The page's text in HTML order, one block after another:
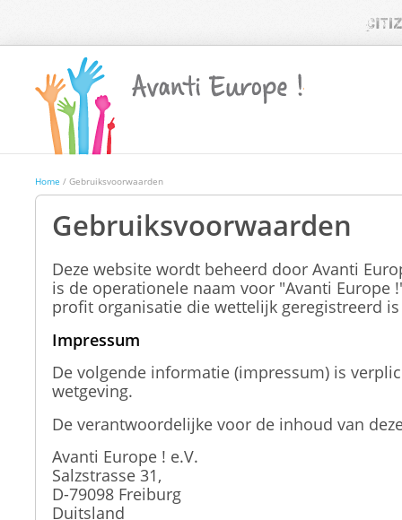
Home / Gebruiksvoorwaarden
Gebruiksvoorwaarden
Deze website wordt beheerd door Avanti
is de operationele naam voor "Avanti Europe
profit organisatie die wettelijk geregistreerd
Impressum
De volgende informatie (impressum) is
wetgeving.
De verantwoordelijke voor de inhoud van
Avanti Europe ! e.V.
Salzstrasse 31,
D-79098 Freiburg
Duitsland